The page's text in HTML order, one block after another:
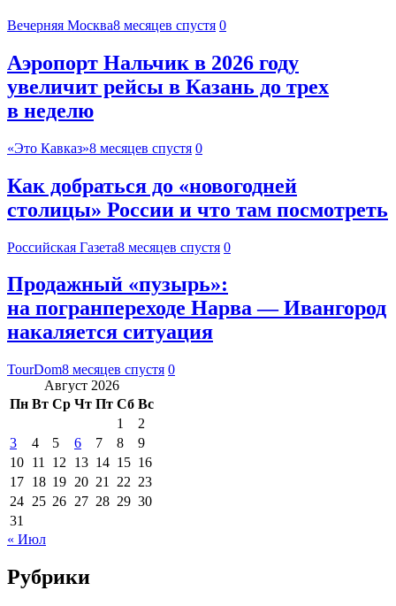
Вечерняя Москва8 месяцев спустя 0
Аэропорт Нальчик в 2026 году
увеличит рейсы в Казань до трех
в неделю
«Это Кавказ»8 месяцев спустя 0
Как добраться до «новогодней
столицы» России и что там посмотреть
Российская Газета8 месяцев спустя 0
Продажный «пузырь»:
на погранпереходе Нарва — Ивангород
накаляется ситуация
TourDom8 месяцев спустя 0
Август 2026
Пн Вт Ср Чт Пт Сб Вс
1
2
3
4 5 6 7 8
9
10 11 12 13 14 15 16
17 18 19 20 21 22 23
24 25 26 27 28 29 30
31
« Июл
Рубрики